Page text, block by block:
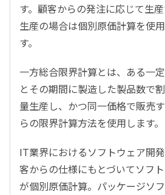
す。顧客からの発注に応じて生
生産の場合は個別原価計算を使
す。
一方総合限界計算とは、ある一
とその期間に製造した製品数で
量生産し、かつ同一価格で販売
らの限界計算方法を使用します。
IT業界におけるソフトウェア開
客からの仕様にもとづいてソフ
が個別原価計算。パッケージソ